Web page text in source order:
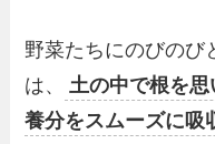
野菜たちにのびのび
は、
土の中で根を
養分をスムーズに吸